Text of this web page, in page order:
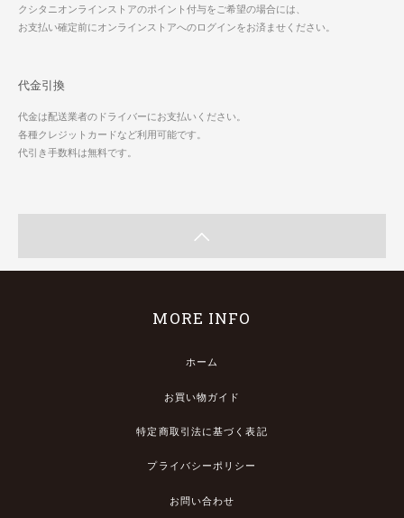
クシタニオンラインストアのポイント付与をご希望の場合には、
お支払い確定前にオンラインストアへのログインをお済ませください。
代金引換
代金は配送業者のドライバーにお支払いください。
各種クレジットカードなど利用可能です。
代引き手数料は無料です。
MORE INFO
ホーム
お買い物ガイド
特定商取引法に基づく表記
プライバシーポリシー
お問い合わせ